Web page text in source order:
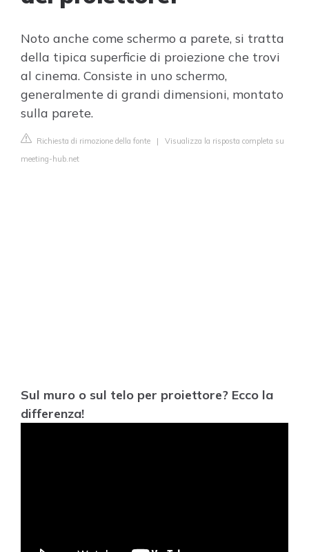
Noto anche come schermo a parete, si tratta
della tipica superficie di proiezione che trovi
al cinema. Consiste in uno schermo,
generalmente di grandi dimensioni, montato
sulla parete.
Richiesta di rimozione della fonte | Visualizza la risposta completa su
meeting-hub.net
Sul muro o sul telo per proiettore? Ecco la
differenza!